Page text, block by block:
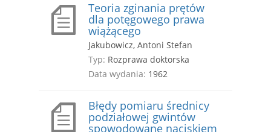
Teoria zginania prętów
dla potęgowego prawa
wiążącego
Jakubowicz, Antoni Stefan
Typ: Rozprawa doktorska
Data wydania: 1962
Błędy pomiaru średnicy
podziałowej gwintów
spowodowane naciskiem